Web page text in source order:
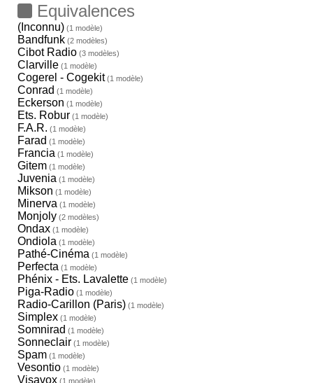
Equivalences
(Inconnu) (1 modèle)
Bandfunk (2 modèles)
Cibot Radio (3 modèles)
Clarville (1 modèle)
Cogerel - Cogekit(1 modèle)
Conrad (1 modèle)
Eckerson (1 modèle)
Ets. Robur (1 modèle)
F.A.R. (1 modèle)
Farad (1 modèle)
Francia (1 modèle)
Gitem (1 modèle)
Juvenia (1 modèle)
Mikson (1 modèle)
Minerva (1 modèle)
Monjoly (2 modèles)
Ondax (1 modèle)
Ondiola (1 modèle)
Pathé-Cinéma (1 modèle)
Perfecta (1 modèle)
Phénix - Ets. Lavalette (1 modèle)
Piga-Radio (1 modèle)
Radio-Carillon (Paris) (1 modèle)
Simplex (1 modèle)
Somnirad (1 modèle)
Sonneclair (1 modèle)
Spam (1 modèle)
Vesontio (1 modèle)
Visavox (1 modèle)